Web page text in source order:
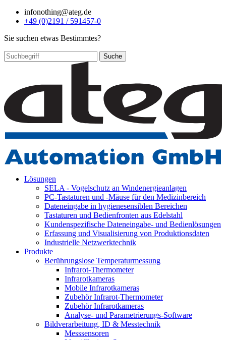
infonothing@ateg.de
+49 (0)2191 / 591457-0
Sie suchen etwas Bestimmtes?
Suche
Lösungen
SELA - Vogelschutz an Windenergieanlagen
PC-Tastaturen und -Mäuse für den Medizinbereich
Dateneingabe in hygienesensiblen Bereichen
Tastaturen und Bedienfronten aus Edelstahl
Kundenspezifische Dateneingabe- und Bedienlösungen
Erfassung und Visualisierung von Produktionsdaten
Industrielle Netzwerktechnik
Produkte
Berührungslose Temperaturmessung
Infrarot-Thermometer
Infrarotkameras
Mobile Infrarotkameras
Zubehör Infrarot-Thermometer
Zubehör Infrarotkameras
Analyse- und Parametrierungs-Software
Bildverarbeitung, ID & Messtechnik
Messsensoren